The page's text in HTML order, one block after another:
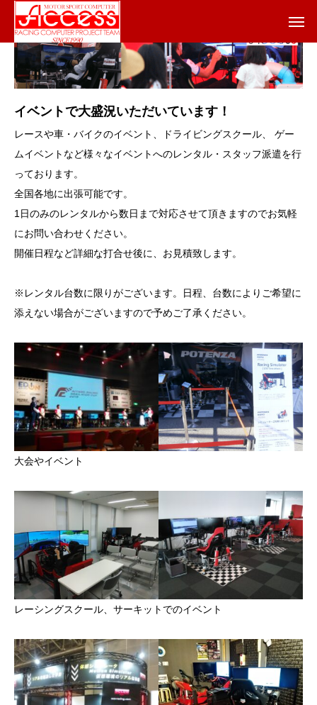
イベントで大盛況いただいています！
レースや車・バイクのイベント、ドライビングスクール、 ゲー
ムイベントなど様々なイベントへのレンタル・スタッフ派遣を行
っております。
全国各地に出張可能です。
1日のみのレンタルから数日まで対応させて頂きますのでお気軽
にお問い合わせください。
開催日程など詳細な打合せ後に、お見積致します。
※レンタル台数に限りがございます。日程、台数によりご希望に
添えない場合がございますので予めご了承ください。
大会やイベント
レーシングスクール、サーキットでのイベント